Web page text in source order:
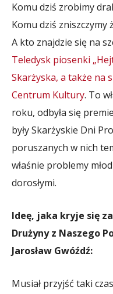
Komu dziś zrobimy
Komu dziś zniszczymy
A kto znajdzie się na
Teledysk piosenki
Skarżyska, a także na
Centrum Kultury. To
roku, odbyła się
były Skarżyskie Dni
poruszanych w nich
właśnie problemy
dorosłymi.
Ideę, jaka kryje się
Drużyny z Naszego
Jarosław Gwóźdź:
Musiał przyjść taki